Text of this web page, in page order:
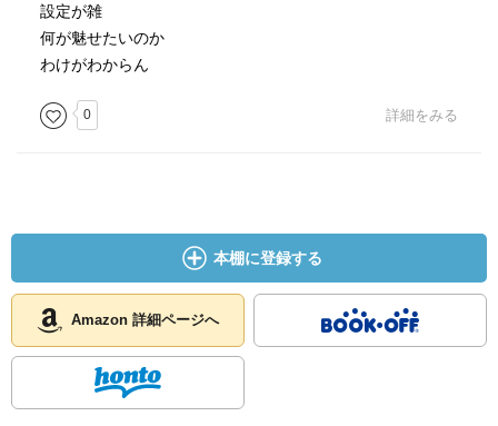
設定が雑
何が魅せたいのか
わけがわからん
0 詳細をみる
本棚に登録する
Amazon 詳細ページへ